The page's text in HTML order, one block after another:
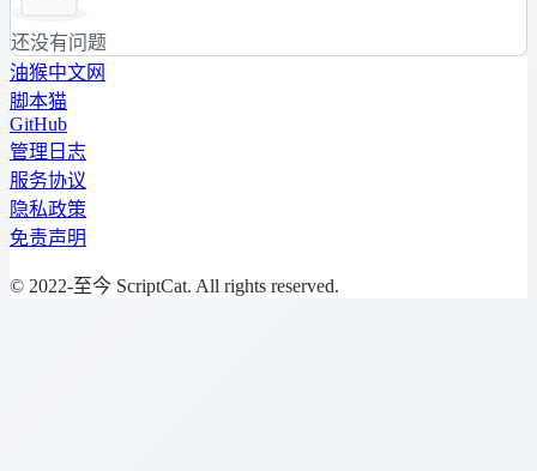
还没有问题
油猴中文网
脚本猫
GitHub
管理日志
服务协议
隐私政策
免责声明
© 2022-至今 ScriptCat. All rights reserved.